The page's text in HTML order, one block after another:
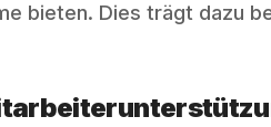
bieten. Dies trägt dazu